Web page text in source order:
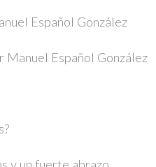
Español González
Manuel Español González